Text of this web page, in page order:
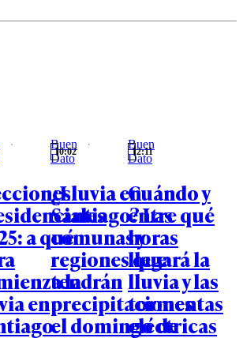
a qué
la
en
Buen
Dato
10:02
¿Lluvia en
Santiago? Las
comunas y
regiones que
tendrán
precipitaciones
el domingo de
Buen
Dato
12:11
Cuándo y
entre qué
horas
llegará la
lluvia y las
tormentas
eléctricas